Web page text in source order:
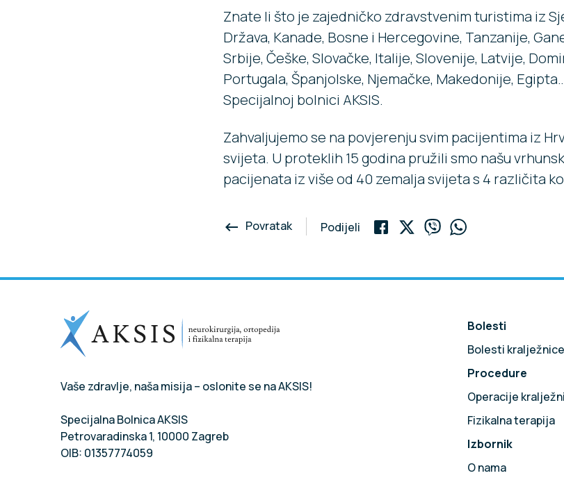
Znate li što je zajedničko zdravstvenim turistima iz
Država, Kanade, Bosne i Hercegovine, Tanzanije,
Srbije, Češke, Slovačke, Italije, Slovenije, Latvije,
Portugala, Španjolske, Njemačke, Makedonije,
Specijalnoj bolnici AKSIS.
Zahvaljujemo se na povjerenju svim pacijentima iz
svijeta. U proteklih 15 godina pružili smo našu
pacijenata iz više od 40 zemalja svijeta s 4 različita
keyboard_backspace Povratak Podijeli
Vaše zdravlje, naša misija – oslonite se na AKSIS!
Specijalna Bolnica AKSIS
Petrovaradinska 1, 10000 Zagreb
OIB: 01357774059
Bolesti
Bolesti kralježnice
Procedure
Operacije
Fizikalna terapija
Izbornik
O nama